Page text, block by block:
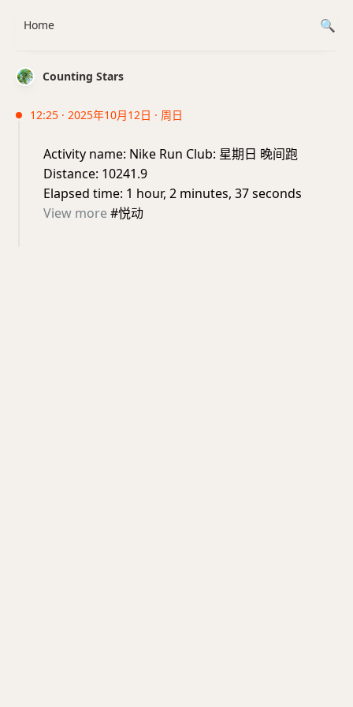
Counting Stars
12:25 · 2025年10月12日 · 周日
Activity name: Nike Run Club: 星期日 晚间跑
Distance: 10241.9
Elapsed time: 1 hour, 2 minutes, 37 seconds
View more#悦动
Home